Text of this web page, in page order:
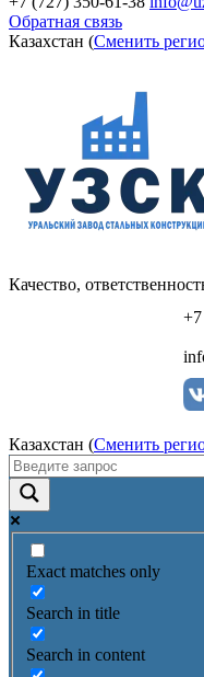
Обратная связь
Казахстан (Сменить
УЗСК
Качество,
Казахстан (Сменить
Exact matches only
Search in title
Search in content